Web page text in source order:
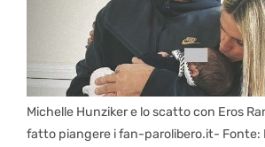
Michelle Hunziker e lo scatto con Eros
fatto piangere i fan-parolibero.it- Fonte: